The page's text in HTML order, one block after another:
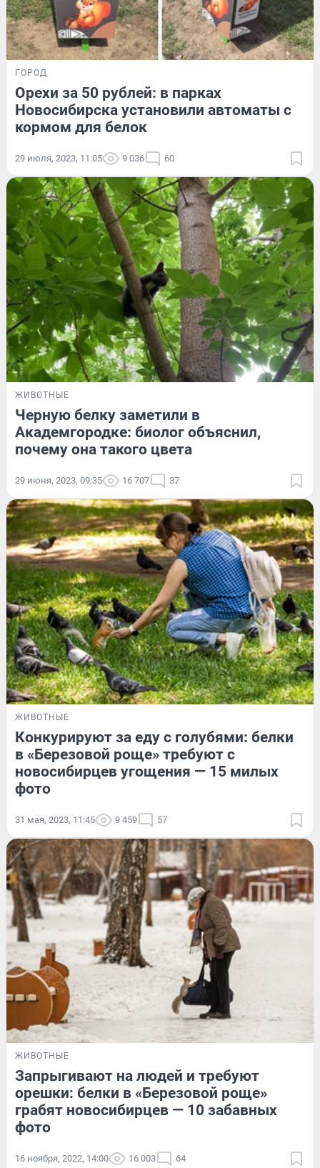
ГОРОД
Орехи за 50 рублей: в парках
Новосибирска установили автоматы с
кормом для белок
29 июля, 2023, 11:05 9 036 60
ЖИВОТНЫЕ
Черную белку заметили в
Академгородке: биолог объяснил,
почему она такого цвета
29 июня, 2023, 09:35 16 707 37
ЖИВОТНЫЕ
Конкурируют за еду с голубями: белки
в «Березовой роще» требуют с
новосибирцев угощения — 15 милых
фото
31 мая, 2023, 11:45 9 459 57
ЖИВОТНЫЕ
Запрыгивают на людей и требуют
орешки: белки в «Березовой роще»
грабят новосибирцев — 10 забавных
фото
16 ноября, 2022, 14:00 16 003 64